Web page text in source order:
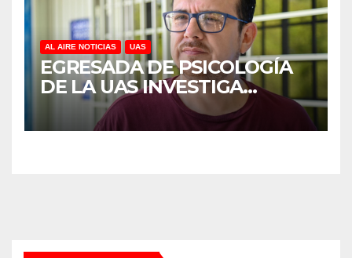
AL AIRE NOTICIAS UAS
EGRESADA DE PSICOLOGÍA
DE LA UAS INVESTIGA
DUELO ANTICIPADO Y
SOBRECARGA EN